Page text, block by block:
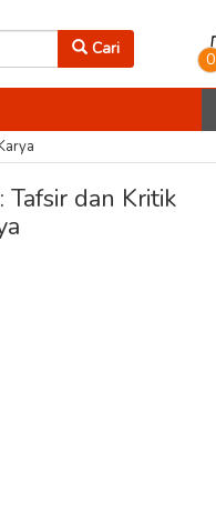
Cari
0
Tafsir dan Kritik